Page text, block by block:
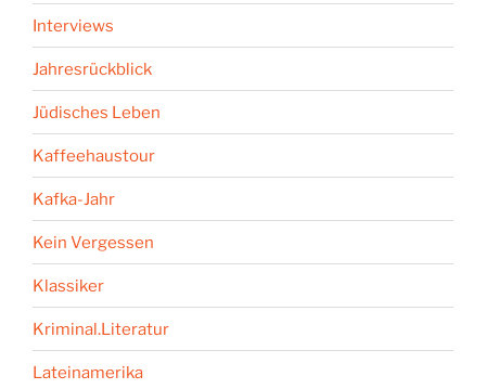
Interviews
Jahresrückblick
Jüdisches Leben
Kaffeehaustour
Kafka-Jahr
Kein Vergessen
Klassiker
Kriminal.Literatur
Lateinamerika